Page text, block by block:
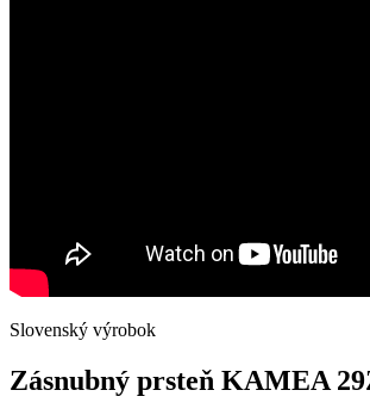
Slovenský výrobok
Zásnubný prsteň KAMEA